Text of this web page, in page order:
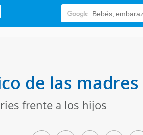
de las madres
frente a los hijos